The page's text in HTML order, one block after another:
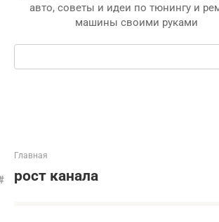
авто, советы и идеи по тюнингу и
машины своими руками
Поиск:
Главная
рост канала